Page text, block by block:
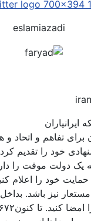
ایرانیاران
برای تفاهم و اتحاد
خود را تقدیم
یک دولت موقت را
حمایت خود را اعلام
مستعار نیز باشد.